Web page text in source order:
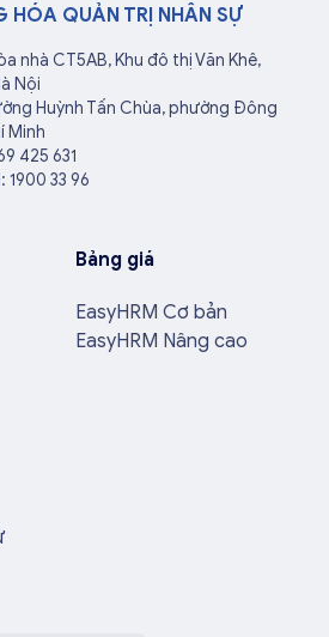
HÓA QUẢN TRỊ NHÂN SỰ
nhà CT5AB, Khu đô thị Văn Khê,
Nội
Huỳnh Tấn Chùa, phường Đông
Minh
425 631
1900 33 96
Bảng giá
EasyHRM Cơ bản
EasyHRM Nâng cao